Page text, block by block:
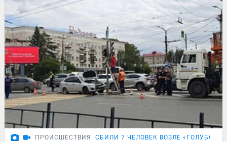
ПРОИСШЕСТВИЯ СБИЛИ 7 ЧЕЛОВЕК ВОЗЛЕ «ГОЛУБОГО